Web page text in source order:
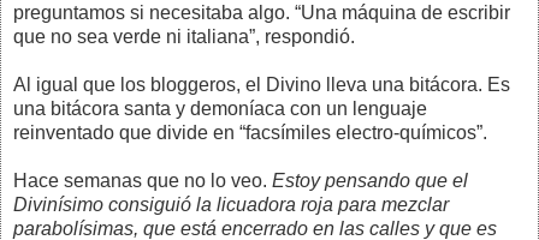
preguntamos si necesitaba algo. “Una máquina de escribir
que no sea verde ni italiana”, respondió.
Al igual que los bloggeros, el Divino lleva una bitácora. Es
una bitácora santa y demoníaca con un lenguaje
reinventado que divide en “facsímiles electro-químicos”.
Hace semanas que no lo veo. Estoy pensando que el
Divinísimo consiguió la licuadora roja para mezclar
parabolísimas, que está encerrado en las calles y que es